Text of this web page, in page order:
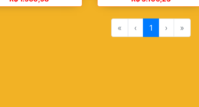
« ‹ 1 › »